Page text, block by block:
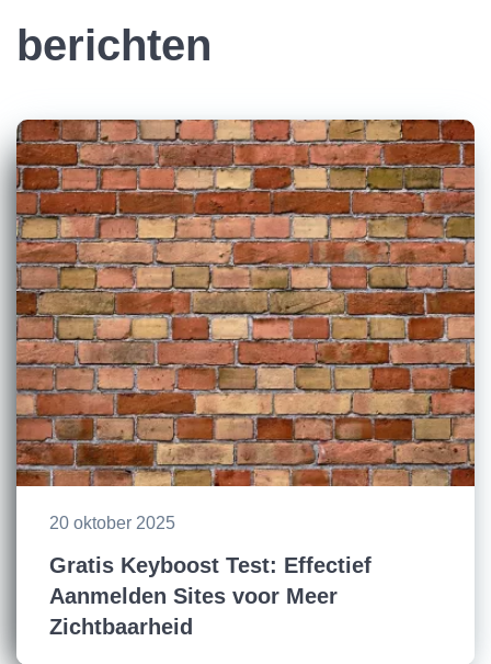
berichten
20 oktober 2025
Gratis Keyboost Test: Effectief
Aanmelden Sites voor Meer
Zichtbaarheid